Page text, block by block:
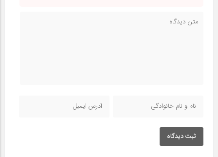
ثبت دیدگاه